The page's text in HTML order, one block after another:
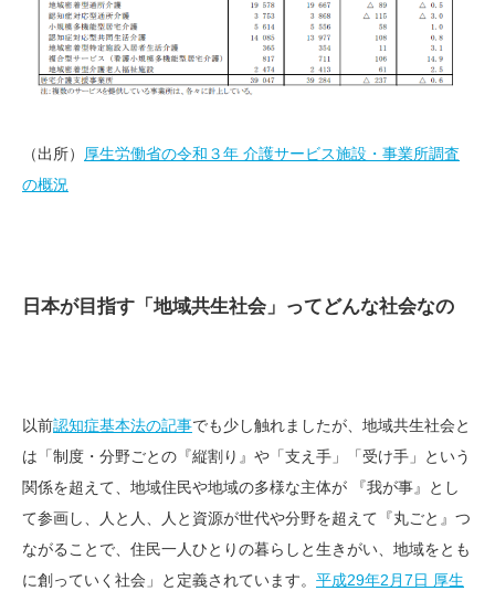
（出所） 厚生労働省の令和３年 介護サービス施設・事業所調査
の概況
日本が目指す「地域共生社会」ってどんな社会なの
以前認知症基本法の記事でも少し触れましたが、地域共生社会と
は「制度・分野ごとの『縦割り』や「支え手」「受け手」という
関係を超えて、地域住民や地域の多様な主体が 『我が事』とし
て参画し、人と人、人と資源が世代や分野を超えて『丸ごと』つ
ながることで、住民一人ひとりの暮らしと生きがい、地域をとも
に創っていく社会」と定義されています。 平成29年2月7日 厚生